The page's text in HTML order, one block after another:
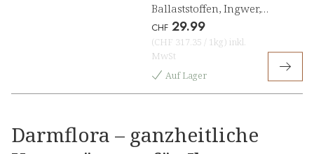
Ballaststoffen, Ingwer,
Probiotika und Enzymen
CHF 29.99
(CHF 317.35 / 1kg) inkl.
MwSt
Auf Lager
Darmflora – ganzheitliche